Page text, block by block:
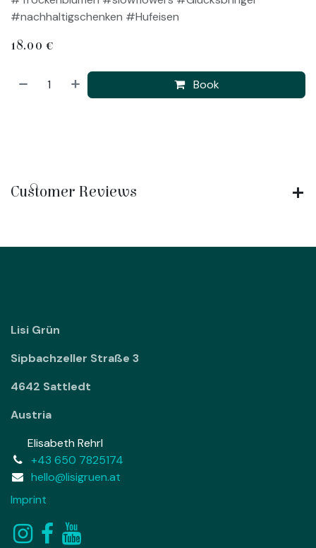
#nachhaltigschenken #Hufeisen
18.00 €
Book
Customer Reviews
Lisi Grün
Sipbachzeller Straße 3
4642 Sattledt
Austria
Elisabeth Rehrl
+43 650 7825174
hello@lisigruen.at
Imprint